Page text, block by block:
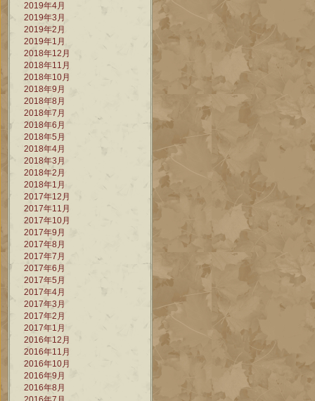
2019年4月
2019年3月
2019年2月
2019年1月
2018年12月
2018年11月
2018年10月
2018年9月
2018年8月
2018年7月
2018年6月
2018年5月
2018年4月
2018年3月
2018年2月
2018年1月
2017年12月
2017年11月
2017年10月
2017年9月
2017年8月
2017年7月
2017年6月
2017年5月
2017年4月
2017年3月
2017年2月
2017年1月
2016年12月
2016年11月
2016年10月
2016年9月
2016年8月